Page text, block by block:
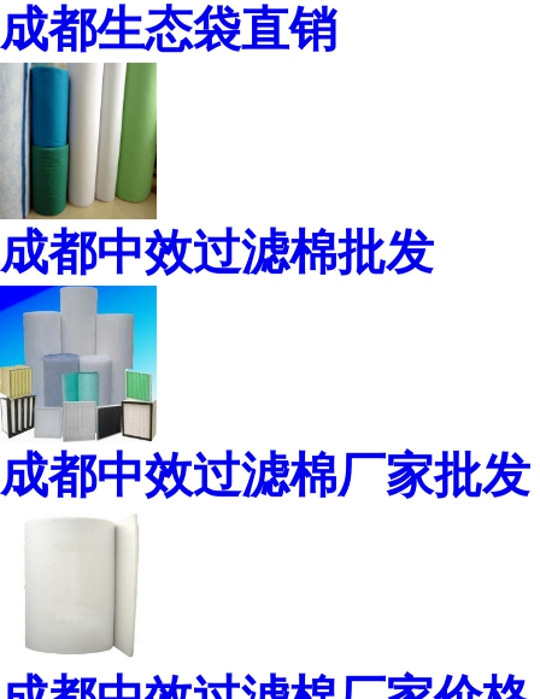
成都生态袋直销
成都中效过滤棉批发
成都中效过滤棉厂家批发